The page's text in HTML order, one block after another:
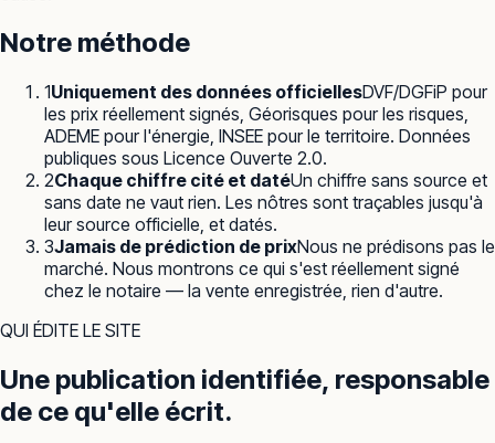
Notre méthode
1Uniquement des données officiellesDVF/DGFiP pour
les prix réellement signés, Géorisques pour les risques,
ADEME pour l'énergie, INSEE pour le territoire. Données
publiques sous Licence Ouverte 2.0.
2Chaque chiffre cité et datéUn chiffre sans source et
sans date ne vaut rien. Les nôtres sont traçables jusqu'à
leur source officielle, et datés.
3Jamais de prédiction de prixNous ne prédisons pas le
marché. Nous montrons ce qui s'est réellement signé
chez le notaire — la vente enregistrée, rien d'autre.
QUI ÉDITE LE SITE
Une publication identifiée, responsable
de ce qu'elle écrit.